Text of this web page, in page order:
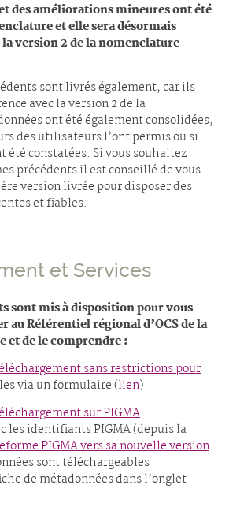
des améliorations mineures ont été
et elle sera désormais
version 2 de la nomenclature
sont livrés également, car ils
avec la version 2 de la
ont été également consolidées,
des utilisateurs l’ont permis ou si
été constatées. Si vous souhaitez
précédents il est conseillé de vous
version livrée pour disposer des
et fiables.
et Services
sont mis à disposition pour vous
au Référentiel régional d’OCS de la
de le comprendre :
sans restrictions pour
via un formulaire (lien)
sur PIGMA–
les identifiants PIGMA (depuis la
PIGMA vers sa nouvelle version
sont téléchargeables
de métadonnées dans l’onglet